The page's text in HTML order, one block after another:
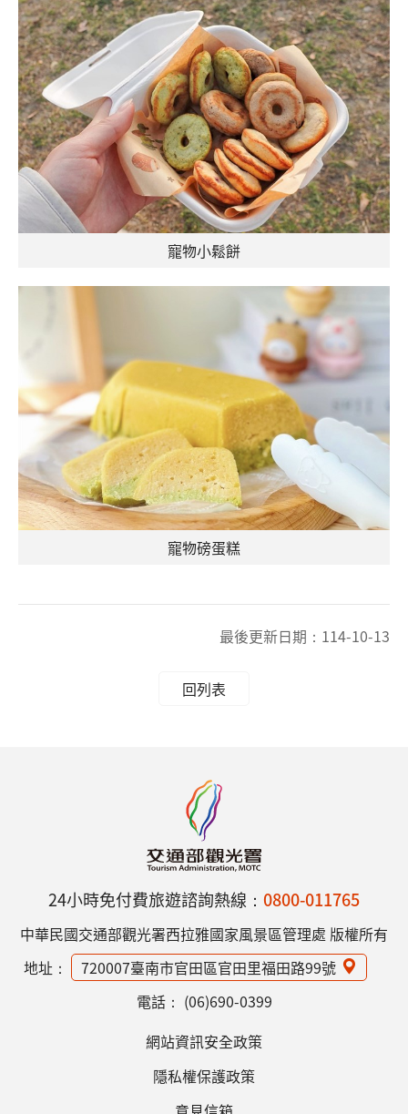
寵物小鬆餅
寵物磅蛋糕
最後更新日期： 114-10-13
回列表
24小時免付費旅遊諮詢熱線： 0800-011765
中華民國交通部觀光署西拉雅國家風景區管理處 版權所有
地址：
720007臺南市官田區官田里福田路99號
電話： (06)690-0399
網站資訊安全政策
隱私權保護政策